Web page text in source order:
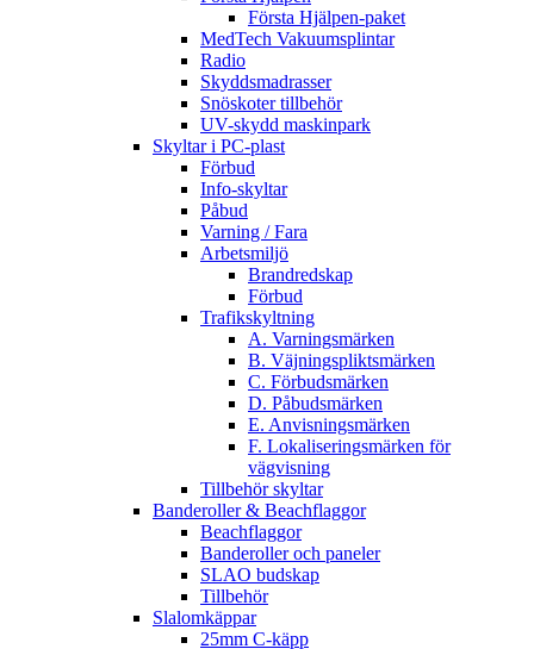
Första Hjälpen-paket
MedTech Vakuumsplintar
Radio
Skyddsmadrasser
Snöskoter tillbehör
UV-skydd maskinpark
Skyltar i PC-plast
Förbud
Info-skyltar
Påbud
Varning / Fara
Arbetsmiljö
Brandredskap
Förbud
Trafikskyltning
A. Varningsmärken
B. Väjningspliktsmärken
C. Förbudsmärken
D. Påbudsmärken
E. Anvisningsmärken
F. Lokaliseringsmärken för
vägvisning
Tillbehör skyltar
Banderoller & Beachflaggor
Beachflaggor
Banderoller och paneler
SLAO budskap
Tillbehör
Slalomkäppar
25mm C-käpp